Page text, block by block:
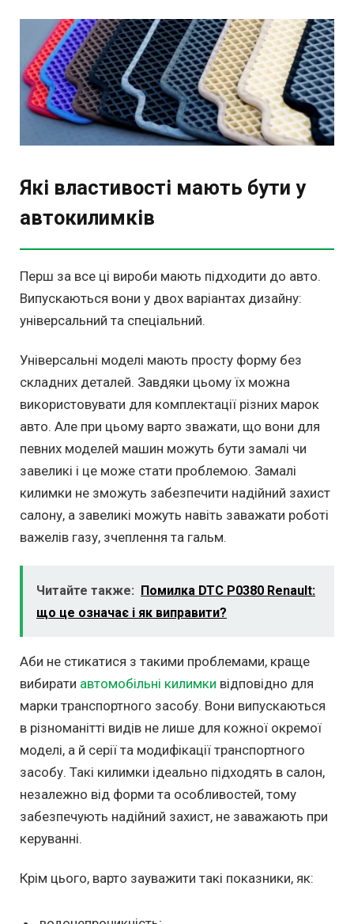
Які властивості мають бути у
автокилимків
Перш за все ці вироби мають підходити до авто.
Випускаються вони у двох варіантах дизайну:
універсальний та спеціальний.
Універсальні моделі мають просту форму без
складних деталей. Завдяки цьому їх можна
використовувати для комплектації різних марок
авто. Але при цьому варто зважати, що вони для
певних моделей машин можуть бути замалі чи
завеликі і це може стати проблемою. Замалі
килимки не зможуть забезпечити надійний захист
салону, а завеликі можуть навіть заважати роботі
важелів газу, зчеплення та гальм.
Читайте также:
Помилка DTC P0380 Renault:
що це означає і як виправити?
Аби не стикатися з такими проблемами, краще
вибирати автомобільні килимки відповідно для
марки транспортного засобу. Вони випускаються
в різноманітті видів не лише для кожної окремої
моделі, а й серії та модифікації транспортного
засобу. Такі килимки ідеально підходять в салон,
незалежно від форми та особливостей, тому
забезпечують надійний захист, не заважають при
керуванні.
Крім цього, варто зауважити такі показники, як: